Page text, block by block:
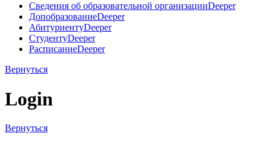
Сведения об образовательной организацииDeeper
ДопобразованиеDeeper
АбитуриентуDeeper
СтудентуDeeper
РасписаниеDeeper
Вернуться
Login
Вернуться